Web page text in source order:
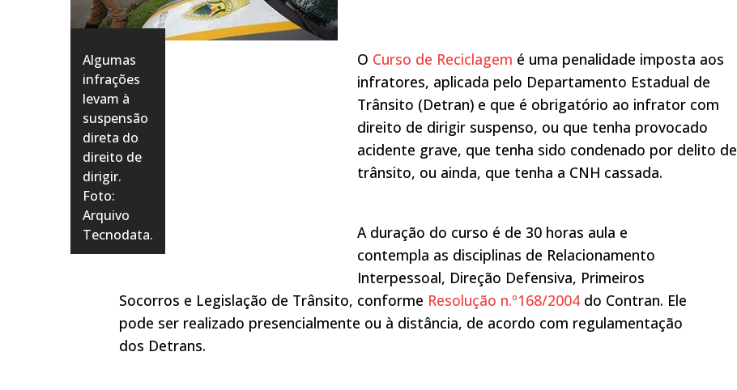
Algumas
infrações
levam à
suspensão
direta do
direito de
dirigir.
Foto:
Arquivo
Tecnodata.
O Curso de Reciclagem é uma penalidade imposta aos
infratores, aplicada pelo Departamento Estadual de
Trânsito (Detran) e que é obrigatório ao infrator com
direito de dirigir suspenso, ou que tenha provocado
acidente grave, que tenha sido condenado por delito de
trânsito, ou ainda, que tenha a CNH cassada.
A duração do curso é de 30 horas aula e
contempla as disciplinas de Relacionamento
Interpessoal, Direção Defensiva, Primeiros
Socorros e Legislação de Trânsito, conforme Resolução n.º168/2004 do Contran. Ele
pode ser realizado presencialmente ou à distância, de acordo com regulamentação
dos Detrans.